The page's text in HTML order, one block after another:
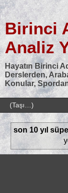
Birinci
Analiz
Hayatın Birinci
Derslerden,
Konular,
son 10 yıl